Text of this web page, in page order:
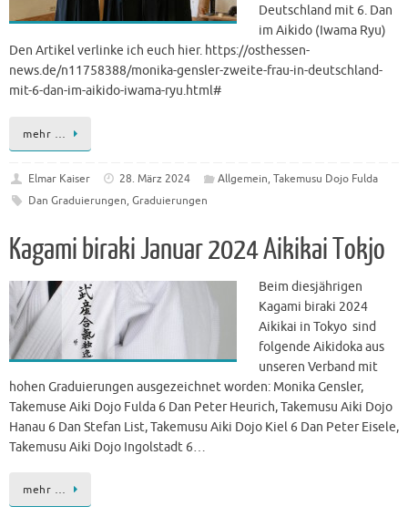
Deutschland mit 6. Dan
im Aikido (Iwama Ryu)
Den Artikel verlinke ich euch hier. https://osthessen-
news.de/n11758388/monika-gensler-zweite-frau-in-deutschland-
mit-6-dan-im-aikido-iwama-ryu.html#
mehr …
Elmar Kaiser 28. März 2024 Allgemein, Takemusu Dojo Fulda
Dan Graduierungen, Graduierungen
Kagami biraki Januar 2024 Aikikai Tokjo
Beim diesjährigen
Kagami biraki 2024
Aikikai in Tokyo sind
folgende Aikidoka aus
unseren Verband mit
hohen Graduierungen ausgezeichnet worden: Monika Gensler,
Takemuse Aiki Dojo Fulda 6 Dan Peter Heurich, Takemusu Aiki Dojo
Hanau 6 Dan Stefan List, Takemusu Aiki Dojo Kiel 6 Dan Peter Eisele,
Takemusu Aiki Dojo Ingolstadt 6…
mehr …